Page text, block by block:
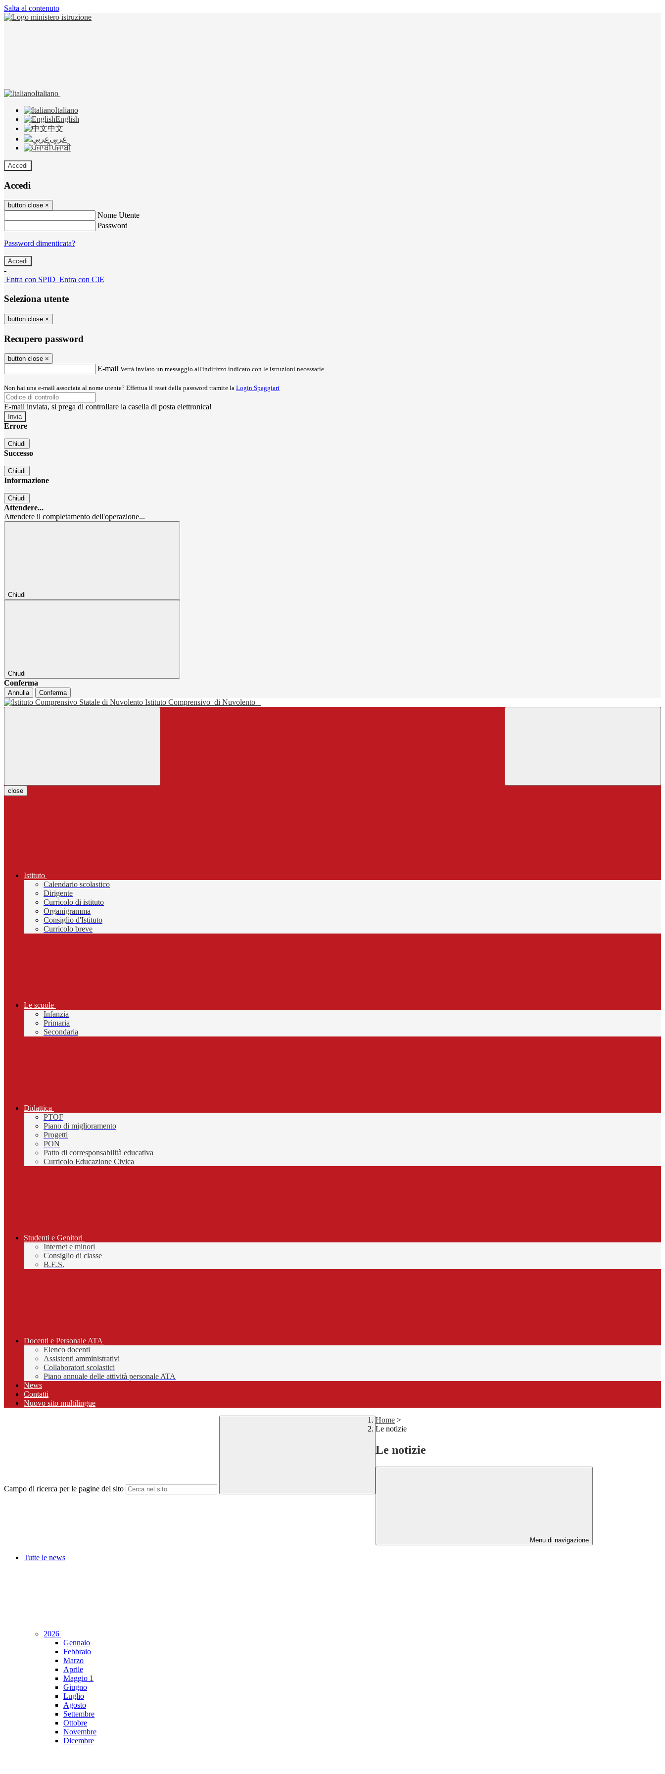
Salta al contenuto
Italiano
Italiano
English
中文
عربى
ਪੰਜਾਬੀ
Accedi
Accedi
button close ×
Nome Utente
Password
Password dimenticata?
-
Entra con SPID Entra con CIE
Seleziona utente
button close ×
Recupero password
button close ×
E-mail Verrà inviato un messaggio all'indirizzo indicato con le istruzioni necessarie.
Non hai una e-mail associata al nome utente? Effettua il reset della password tramite la Login Spaggiari
E-mail inviata, si prega di controllare la casella di posta elettronica!
Errore
Chiudi
Successo
Chiudi
Informazione
Chiudi
Attendere...
Attendere il completamento dell'operazione...
Chiudi
Chiudi
Conferma
Annulla Conferma
Istituto Comprensivo di Nuvolento
close
Istituto
Calendario scolastico
Dirigente
Curricolo di istituto
Organigramma
Consiglio d'Istituto
Curricolo breve
Le scuole
Infanzia
Primaria
Secondaria
Didattica
PTOF
Piano di miglioramento
Progetti
PON
Patto di corresponsabilità educativa
Curricolo Educazione Civica
Studenti e Genitori
Internet e minori
Consiglio di classe
B.E.S.
Docenti e Personale ATA
Elenco docenti
Assistenti amministrativi
Collaboratori scolastici
Piano annuale delle attività personale ATA
News
Contatti
Nuovo sito multilingue
Campo di ricerca per le pagine del sito
Home >
Le notizie
Le notizie
Menu di navigazione
Tutte le news
2026
Gennaio
Febbraio
Marzo
Aprile
Maggio 1
Giugno
Luglio
Agosto
Settembre
Ottobre
Novembre
Dicembre